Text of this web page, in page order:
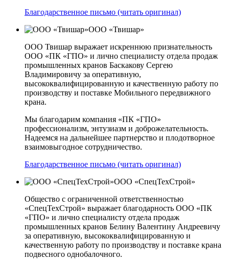
Благодарственное письмо (читать оригинал)
ООО «Твишар»
ООО Твишар выражает искреннюю признательность
ООО «ПК «ГПО» и лично специалисту отдела продаж
промышленных кранов Баскакову Сергею
Владимировичу за оперативную,
высококвалифицированную и качественную работу по
производству и поставке Мобильного передвижного
крана.
Мы благодарим компания «ПК «ГПО»
профессионализм, энтузиазм и доброжелательность.
Надеемся на дальнейшее партнерство и плодотворное
взаимовыгодное сотрудничество.
Благодарственное письмо (читать оригинал)
ООО «СпецТехСтрой»
Общество с ограниченной ответственностью
«СпецТехСтрой» выражает благодарность ООО «ПК
«ГПО» и лично специалисту отдела продаж
промышленных кранов Белину Валентину Андреевичу
за оперативную, высококвалифицированную и
качественную работу по производству и поставке крана
подвесного однобалочного.